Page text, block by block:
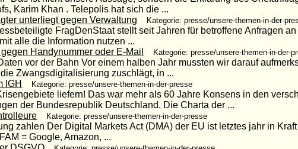
Karim Khan . Telepolis hat sich die ...
unterliegt gegen Verwaltung Kategorie: presse/unsere-themen-in-der-
FragDenStaat stellt seit Jahren für betroffene Anfragen
alle die Information nutzen ...
Handynummer oder E-Mail Kategorie: presse/unsere-themen-in-der-
vor der Bahn Vor einem halben Jahr mussten wir darauf
Zwangsdigitalisierung zuschlägt, in ...
IGH Kategorie: presse/unsere-themen-in-der-presse
liefern! Das war mehr als 60 Jahre Konsens in den
der Bundesrepublik Deutschland. Die Charta der ...
Kategorie: presse/unsere-themen-in-der-presse
zahlen Der Digital Markets Act (DMA) der EU ist letztes jahr in
= Google, Amazon, ...